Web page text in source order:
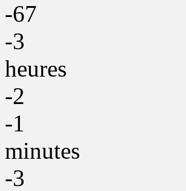
-67
-3
heures
-2
-1
minutes
-3